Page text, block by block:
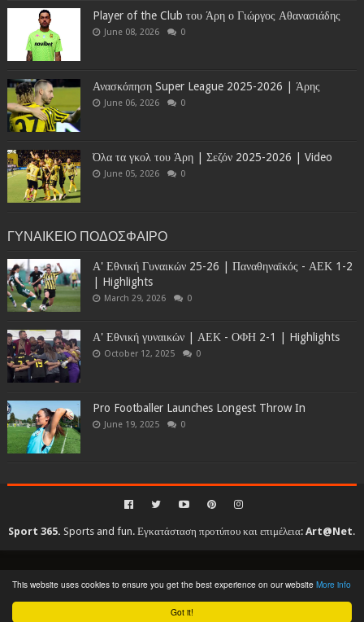
Got it!
This website uses cookies to ensure you get the best experience on our website More info
Player of the Club του Άρη ο Γιώργος Αθανασιάδης
June 08, 2026 0
Ανασκόπηση Super League 2025-2026 | Άρης
June 06, 2026 0
Όλα τα γκολ του Άρη | Σεζόν 2025-2026 | Video
June 05, 2026 0
ΓΥΝΑΙΚΕΙΟ ΠΟΔΟΣΦΑΙΡΟ
Α' Εθνική Γυναικών 25-26 | Παναθηναϊκός - ΑΕΚ 1-2
| Highlights
March 29, 2026 0
Α' Εθνική γυναικών | ΑΕΚ - ΟΦΗ 2-1 | Highlights
October 12, 2025 0
Pro Footballer Launches Longest Throw In
June 19, 2025 0
Sport 365. Sports and fun. Εγκατάσταση προτύπου και επιμέλεια:Art@Net.